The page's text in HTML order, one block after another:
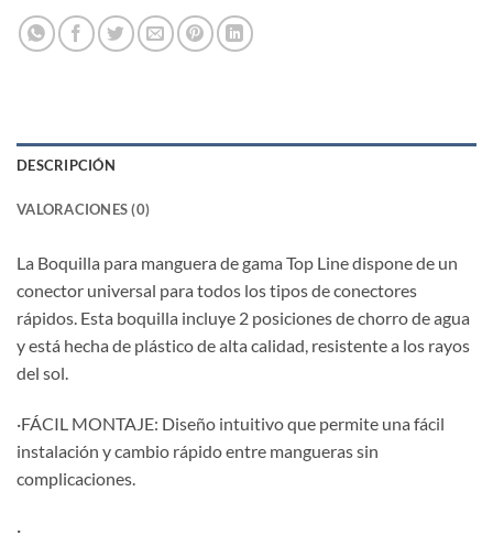
DESCRIPCIÓN
VALORACIONES (0)
La Boquilla para manguera de gama Top Line dispone de un
conector universal para todos los tipos de conectores
rápidos. Esta boquilla incluye 2 posiciones de chorro de agua
y está hecha de plástico de alta calidad, resistente a los rayos
del sol.
·FÁCIL MONTAJE: Diseño intuitivo que permite una fácil
instalación y cambio rápido entre mangueras sin
complicaciones.
·